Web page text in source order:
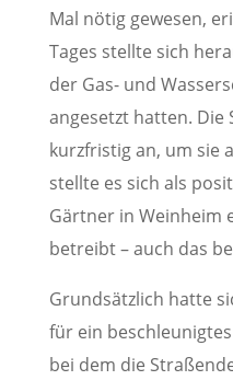
Mal nötig gewesen,
Tages stellte sich
der Gas- und
angesetzt hatten. Die
kurzfristig an, um sie
stellte es sich als
Gärtner in Weinheim
betreibt – auch das
Grundsätzlich hatte
für ein
bei dem die